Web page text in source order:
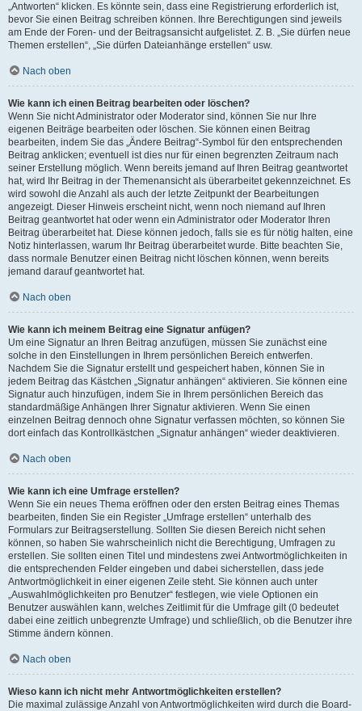
„Antworten“ klicken. Es könnte sein, dass eine Registrierung erforderlich ist,
bevor Sie einen Beitrag schreiben können. Ihre Berechtigungen sind jeweils
am Ende der Foren- und der Beitragsansicht aufgelistet. Z. B. „Sie dürfen neue
Themen erstellen“, „Sie dürfen Dateianhänge erstellen“ usw.
Nach oben
Wie kann ich einen Beitrag bearbeiten oder löschen?
Wenn Sie nicht Administrator oder Moderator sind, können Sie nur Ihre
eigenen Beiträge bearbeiten oder löschen. Sie können einen Beitrag
bearbeiten, indem Sie das „Ändere Beitrag“-Symbol für den entsprechenden
Beitrag anklicken; eventuell ist dies nur für einen begrenzten Zeitraum nach
seiner Erstellung möglich. Wenn bereits jemand auf Ihren Beitrag geantwortet
hat, wird Ihr Beitrag in der Themenansicht als überarbeitet gekennzeichnet. Es
wird sowohl die Anzahl als auch der letzte Zeitpunkt der Bearbeitungen
angezeigt. Dieser Hinweis erscheint nicht, wenn noch niemand auf Ihren
Beitrag geantwortet hat oder wenn ein Administrator oder Moderator Ihren
Beitrag überarbeitet hat. Diese können jedoch, falls sie es für nötig halten, eine
Notiz hinterlassen, warum Ihr Beitrag überarbeitet wurde. Bitte beachten Sie,
dass normale Benutzer einen Beitrag nicht löschen können, wenn bereits
jemand darauf geantwortet hat.
Nach oben
Wie kann ich meinem Beitrag eine Signatur anfügen?
Um eine Signatur an Ihren Beitrag anzufügen, müssen Sie zunächst eine
solche in den Einstellungen in Ihrem persönlichen Bereich entwerfen.
Nachdem Sie die Signatur erstellt und gespeichert haben, können Sie in
jedem Beitrag das Kästchen „Signatur anhängen“ aktivieren. Sie können eine
Signatur auch hinzufügen, indem Sie in Ihrem persönlichen Bereich das
standardmäßige Anhängen Ihrer Signatur aktivieren. Wenn Sie einen
einzelnen Beitrag dennoch ohne Signatur verfassen möchten, so können Sie
dort einfach das Kontrollkästchen „Signatur anhängen“ wieder deaktivieren.
Nach oben
Wie kann ich eine Umfrage erstellen?
Wenn Sie ein neues Thema eröffnen oder den ersten Beitrag eines Themas
bearbeiten, finden Sie ein Register „Umfrage erstellen“ unterhalb des
Formulars zur Beitragserstellung. Sollten Sie diesen Bereich nicht sehen
können, so haben Sie wahrscheinlich nicht die Berechtigung, Umfragen zu
erstellen. Sie sollten einen Titel und mindestens zwei Antwortmöglichkeiten in
die entsprechenden Felder eingeben und dabei sicherstellen, dass jede
Antwortmöglichkeit in einer eigenen Zeile steht. Sie können auch unter
„Auswahlmöglichkeiten pro Benutzer“ festlegen, wie viele Optionen ein
Benutzer auswählen kann, welches Zeitlimit für die Umfrage gilt (0 bedeutet
dabei eine zeitlich unbegrenzte Umfrage) und schließlich, ob die Benutzer ihre
Stimme ändern können.
Nach oben
Wieso kann ich nicht mehr Antwortmöglichkeiten erstellen?
Die maximal zulässige Anzahl von Antwortmöglichkeiten wird durch die Board-